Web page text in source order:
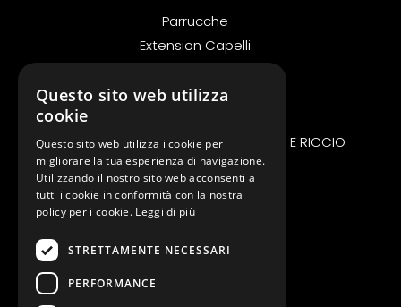
Parrucche
Extension Capelli
Offerte
KIT UV V-LIGHT EXTENSION
EXTENSION BIOADESIVO FASCIA LARGA E RICCIO
Extension Nano Microring
INFORMAZIONI
FAQ
Questo sito web utilizza
cookie
Questo sito web utilizza i cookie per
migliorare la tua esperienza di navigazione.
Utilizzando il nostro sito web acconsenti a
tutti i cookie in conformità con la nostra
policy per i cookie. Leggi di più
STRETTAMENTE NECESSARI
PERFORMANCE